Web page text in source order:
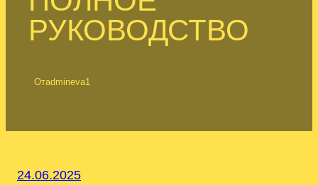
РУКОВОДСТВО
Отadmineva1
24.06.2025